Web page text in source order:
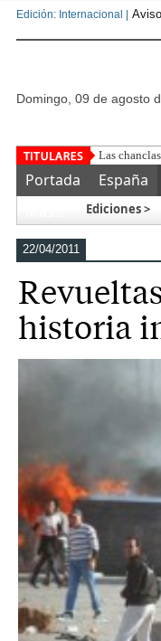
Edición: Internacional |
domingo, 09 de agosto
Las
Portada España
Ediciones >
22/04/2011
historia